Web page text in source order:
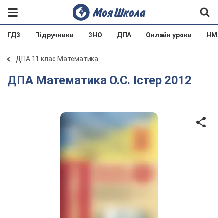
ГДЗ Підручники ЗНО ДПА Онлайн уроки
ДПА 11 клас Математика
ДПА Математика О.С. Істер 2012